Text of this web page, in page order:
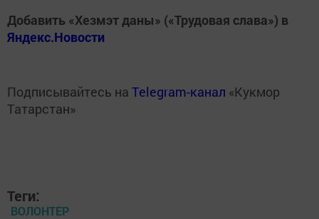
Добавить «Хезмэт даны» («Трудовая слава») в
Яндекс.Новости
Подписывайтесь на Telegram-канал «Кукмор
Татарстан»
Теги:
ВОЛОНТЕР